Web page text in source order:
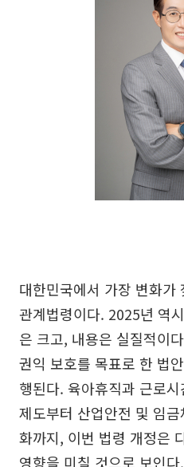
대한민국에서 가장 변화가
관계법령이다. 2025년 역
은 크고, 내용은 실질적이
권익 보호를 목표로 한 법
행된다. 육아휴직과 근로
제도부터 산업안전 및 임
화까지, 이번 법령 개정은
영향을 미칠 것으로 보인